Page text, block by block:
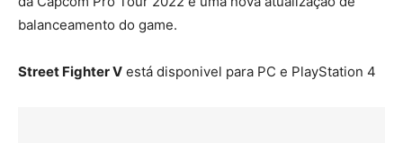
balanceamento do game.
Street Fighter V está disponivel para PC e PlayStation 4